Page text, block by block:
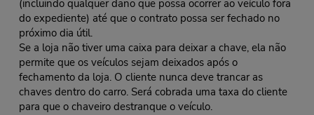
(incluindo qualquer dano que possa ocorrer ao veículo fora
do expediente) até que o contrato possa ser fechado no
próximo dia útil.
Se a loja não tiver uma caixa para deixar a chave, ela não
permite que os veículos sejam deixados após o
fechamento da loja. O cliente nunca deve trancar as
chaves dentro do carro. Será cobrada uma taxa do cliente
para que o chaveiro destranque o veículo.